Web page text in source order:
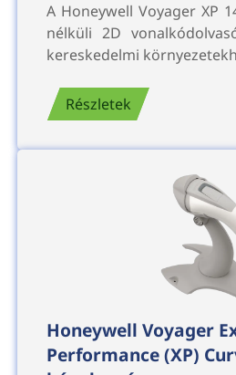
A Honeywell Voyager XP
nélküli 2D
kereskedelmi
Részletek
Honeywell Voyager
Performance (XP)